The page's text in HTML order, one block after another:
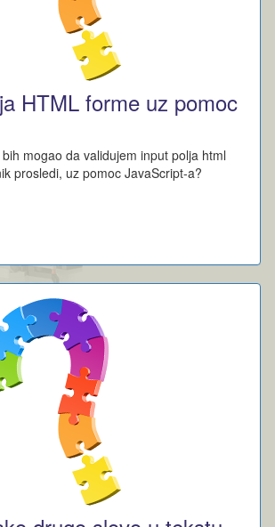
HTML forme uz pomoc
mogao da validujem input polja html
prosledi, uz pomoc JavaScript-a?